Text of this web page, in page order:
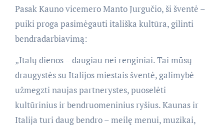
Pasak Kauno vicemero Manto Jurgučio, ši šventė –
puiki proga pasimėgauti itališka kultūra, gilinti
bendradarbiavimą:
„Italų dienos – daugiau nei renginiai. Tai mūsų
draugystės su Italijos miestais šventė, galimybė
užmegzti naujas partnerystes, puoselėti
kultūrinius ir bendruomeninius ryšius. Kaunas ir
Italija turi daug bendro – meilę menui, muzikai,